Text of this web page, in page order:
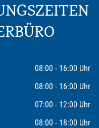
08:00 - 16:00 Uhr
08:00 - 16:00 Uhr
07:00 - 12:00 Uhr
08:00 - 18:00 Uhr